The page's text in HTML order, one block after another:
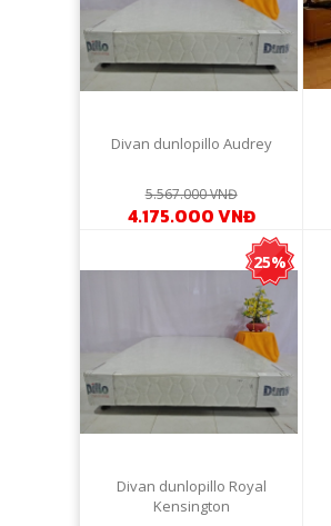
Divan dunlopillo Audrey
5.567.000 VNĐ
4.175.000 VNĐ
25%
Divan dunlopillo Royal
Kensington